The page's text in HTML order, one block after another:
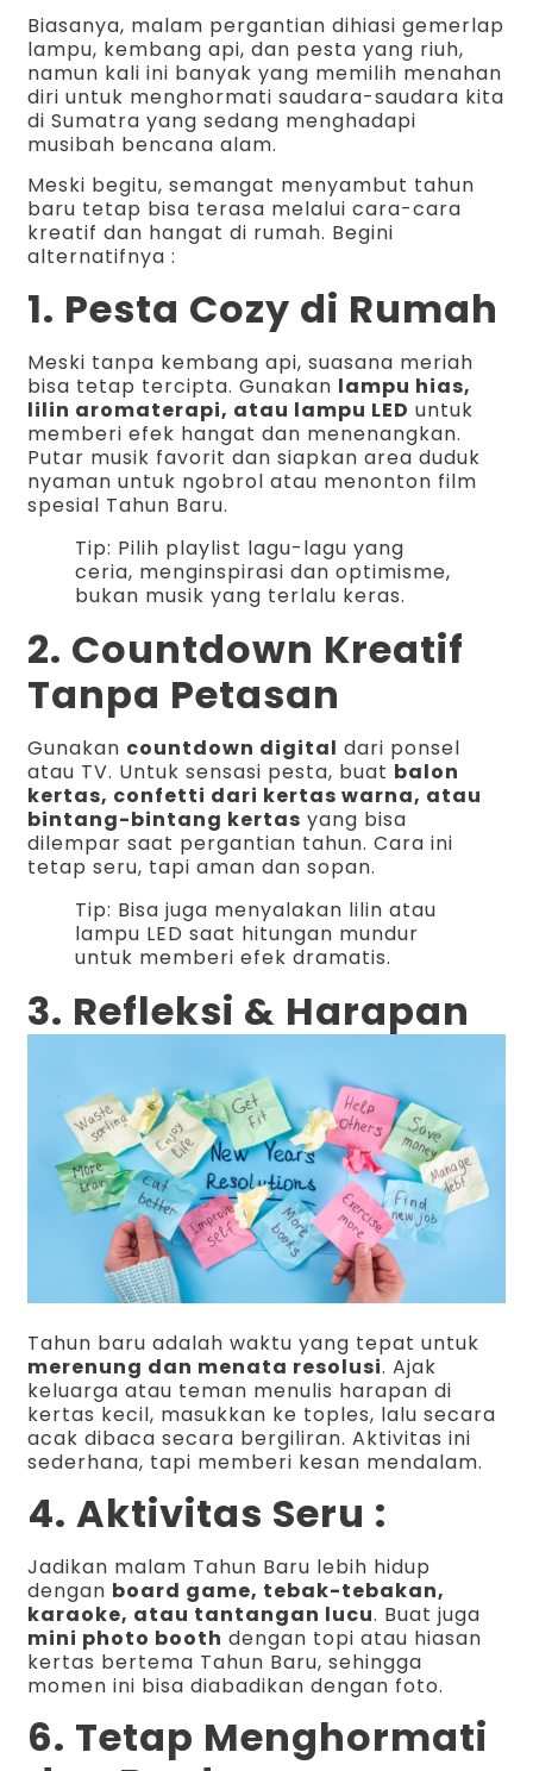
Biasanya, malam pergantian dihiasi gemerlap
lampu, kembang api, dan pesta yang riuh,
namun kali ini banyak yang memilih menahan
diri untuk menghormati saudara-saudara kita
di Sumatra yang sedang menghadapi
musibah bencana alam.
Meski begitu, semangat menyambut tahun
baru tetap bisa terasa melalui cara-cara
kreatif dan hangat di rumah. Begini
alternatifnya :
1. Pesta Cozy di Rumah
Meski tanpa kembang api, suasana meriah
bisa tetap tercipta. Gunakan lampu hias,
lilin aromaterapi, atau lampu LED untuk
memberi efek hangat dan menenangkan.
Putar musik favorit dan siapkan area duduk
nyaman untuk ngobrol atau menonton film
spesial Tahun Baru.
Tip: Pilih playlist lagu-lagu yang
ceria, menginspirasi dan optimisme,
bukan musik yang terlalu keras.
2. Countdown Kreatif
Tanpa Petasan
Gunakan countdown digital dari ponsel
atau TV. Untuk sensasi pesta, buat balon
kertas, confetti dari kertas warna, atau
bintang-bintang kertas yang bisa
dilempar saat pergantian tahun. Cara ini
tetap seru, tapi aman dan sopan.
Tip: Bisa juga menyalakan lilin atau
lampu LED saat hitungan mundur
untuk memberi efek dramatis.
3. Refleksi & Harapan
Tahun baru adalah waktu yang tepat untuk
merenung dan menata resolusi. Ajak
keluarga atau teman menulis harapan di
kertas kecil, masukkan ke toples, lalu secara
acak dibaca secara bergiliran. Aktivitas ini
sederhana, tapi memberi kesan mendalam.
4. Aktivitas Seru :
Jadikan malam Tahun Baru lebih hidup
dengan board game, tebak-tebakan,
karaoke, atau tantangan lucu. Buat juga
mini photo booth dengan topi atau hiasan
kertas bertema Tahun Baru, sehingga
momen ini bisa diabadikan dengan foto.
6. Tetap Menghormati